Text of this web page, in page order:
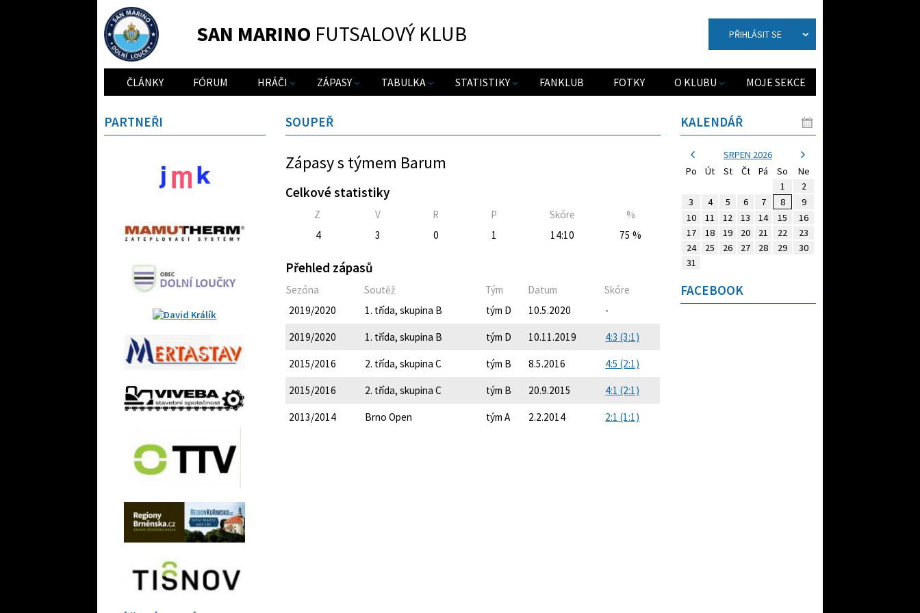
SAN MARINO FUTSALOVÝ KLUB PŘIHLÁSIT SE
ČLÁNKY FÓRUM HRÁČI ZÁPASY TABULKA STATISTIKY FANKLUB FOTKY O KLUBU MOJE SEKCE
SOUPEŘ
Zápasy s týmem Barum
Celkové statistiky
Z V R P Skóre
%
4
3 0 1 14:10 75 %
Přehled zápasů
Sezóna Soutěž Tým Datum
Skóre
2019/2020
1. třída, skupina B tým D 10.5.2020 -
2019/2020 1. třída, skupina B tým D 10.11.2019 4:3 (3:1)
2015/2016 2. třída, skupina C tým B 8.5.2016 4:5 (2:1)
2015/2016 2. třída, skupina C tým B 20.9.2015 4:1 (2:1)
2013/2014 Brno Open tým A 2.2.2014 2:1 (1:1)
PARTNEŘI KALENDÁŘ
SRPEN 2026
Po
Út St Čt Pá So
Ne
1
2
3
4 5 6 7 8
9
10
11 12 13 14 15
16
17
18 19 20 21 22
23
24
25 26 27 28 29
30
31
FACEBOOK